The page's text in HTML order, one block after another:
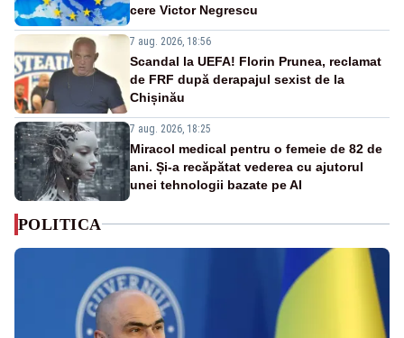
cere Victor Negrescu
7 aug. 2026, 18:56
Scandal la UEFA! Florin Prunea, reclamat
de FRF după derapajul sexist de la
Chișinău
7 aug. 2026, 18:25
Miracol medical pentru o femeie de 82 de
ani. Și-a recăpătat vederea cu ajutorul
unei tehnologii bazate pe AI
POLITICA